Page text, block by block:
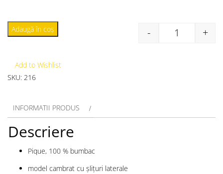
- +
Adaugă în coș
Add to Wishlist
SKU: 216
INFORMATII PRODUS
Descriere
Pique, 100 % bumbac
model cambrat cu șlițuri laterale